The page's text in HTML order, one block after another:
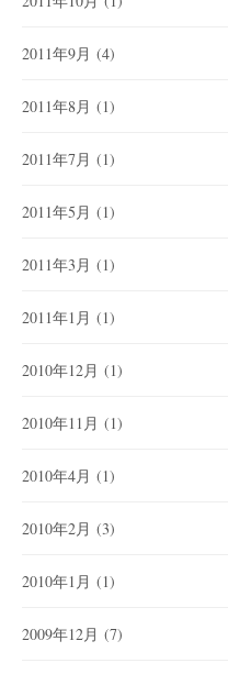
2011年9月 (4)
2011年8月 (1)
2011年7月 (1)
2011年5月 (1)
2011年3月 (1)
2011年1月 (1)
2010年12月 (1)
2010年11月 (1)
2010年4月 (1)
2010年2月 (3)
2010年1月 (1)
2009年12月 (7)